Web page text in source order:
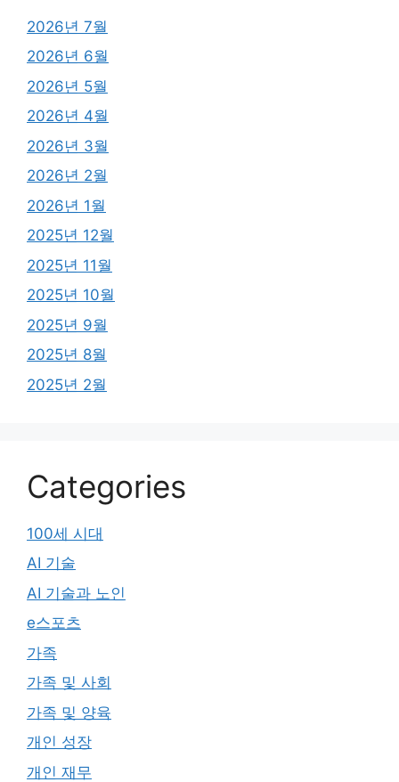
2026년 7월
2026년 6월
2026년 5월
2026년 4월
2026년 3월
2026년 2월
2026년 1월
2025년 12월
2025년 11월
2025년 10월
2025년 9월
2025년 8월
2025년 2월
Categories
100세 시대
AI 기술
AI 기술과 노인
e스포츠
가족
가족 및 사회
가족 및 양육
개인 성장
개인 재무